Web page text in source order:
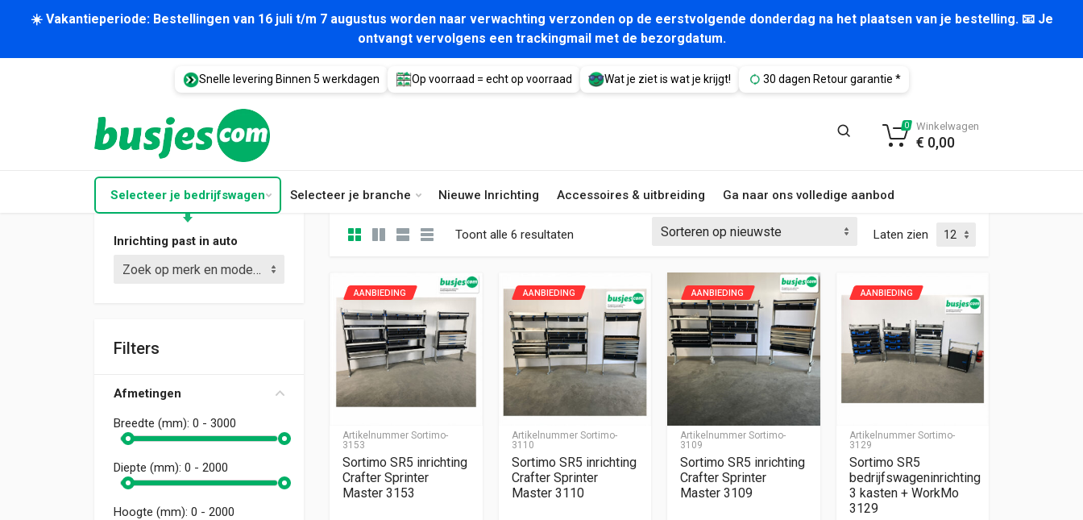
☀️ Vakantieperiode: Bestellingen van 16 juli t/m 7 augustus worden naar verwachting verzonden op de eerstvolgende donderdag na het plaatsen van je bestelling. 📧 Je
ontvangt vervolgens een trackingmail met de bezorgdatum.
Snelle levering Binnen 5 werkdagen Op voorraad = echt op voorraad Wat je ziet is wat je krijgt! 30 dagen Retour garantie *
Selecteer je bedrijfswagen Selecteer je branche Nieuwe Inrichting Accessoires & uitbreiding Ga naar ons volledige aanbod
0 Winkelwagen
€ 0,00
Inrichting past in auto
Zoek op merk en model (bijv. Crafter L3)
Filters
Afmetingen
Breedte (mm): 0 - 3000
Diepte (mm): 0 - 2000
Hoogte (mm): 0 - 2000
Toont alle 6 resultaten Gesorteerd op nieuwste Laten zien
Artikelnummer Sortimo-
3153
AANBIEDING
Sortimo SR5 inrichting
Crafter Sprinter
Master 3153
Artikelnummer Sortimo-
3110
AANBIEDING
Sortimo SR5 inrichting
Crafter Sprinter
Master 3110
Artikelnummer Sortimo-
3109
AANBIEDING
Sortimo SR5 inrichting
Crafter Sprinter
Master 3109
Artikelnummer Sortimo-
3129
AANBIEDING
Sortimo SR5
bedrijfswageninrichting
3 kasten + WorkMo
3129